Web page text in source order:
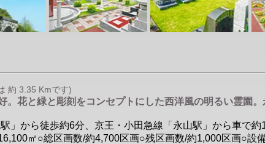
約 3.35 Kmです)
花と緑と彫刻をコンセプトにした西洋風の明るい霊園
」から徒歩約6分、京王・小田急線「永山駅」から車で
㎡○総区画数/約4,700区画○残区画数/約1,000区画○設